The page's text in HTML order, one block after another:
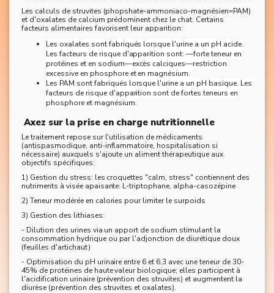
Les calculs de struvites (phopshate-ammoniaco-magnésien=PAM)
et d'oxalates de calcium prédominent chez le chat. Certains
facteurs alimentaires favorisent leur apparition:
Les oxalates sont fabriqués lorsque l'urine a un pH acide.
Les facteurs de risque d'apparition sont: —forte teneur en
protéines et en sodium—excès calciques—restriction
excessive en phosphore et en magnésium.
Les PAM sont fabriqués lorsque l'urine a un pH basique. Les
facteurs de risque d'apparition sont de fortes teneurs en
phosphore et magnésium.
Axez sur la prise en charge nutritionnelle
Le traitement repose sur l'utilisation de médicaments
(antispasmodique, anti-inflammatoire, hospitalisation si
nécessaire) auxquels s'ajoute un aliment thérapeutique aux
objectifs spécifiques:
1) Gestion du stress: les croquettes "calm, stress" contiennent des
nutriments à visée apaisante: L-triptophane, alpha-casozépine
2) Teneur modérée en calories pour limiter le surpoids
3) Gestion des lithiases:
- Dilution des urines via un apport de sodium stimulant la
consommation hydrique ou par l'adjonction de diurétique doux
(feuilles d'artichaut)
- Optimisation du pH urinaire entre 6 et 6,3 avec une teneur de 30-
45% de protéines de haute valeur biologique; elles participent à
l'acidification urinaire (prévention des struvites) et augmentent la
diurèse (prévention des struvites et oxalates).